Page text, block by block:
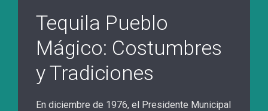
Tequila Pueblo
Mágico: Costumbres
y Tradiciones
En diciembre de 1976, el Presidente Municipal